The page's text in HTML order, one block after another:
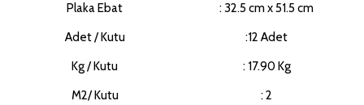
Plaka Ebat
: 32.5 cm x 51.5 cm
Adet / Kutu
:12 Adet
Kg / Kutu
: 17.90 Kg
M2/ Kutu
: 2